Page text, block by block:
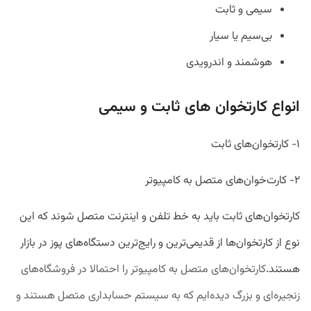
سیمی و ثابت
بی‌سیم یا سیار
هوشمند و اندرویدی
انواع کارتخوان های ثابت و سیمی
۱- کارتخوان‌های ثابت
۲- کارت‌خوان‌های متصل به کامپیوتر
کارتخوان‌های ثابت باید به خط تلفن و اینترنت متصل شوند که این
نوع از کارتخوان‌ها از قدیمی‌ترین و رایج‌ترین دستگاه‌های پوز در بازار
هستند.کارتخوان‌های متصل به کامپیوتر را احتمالا در فروشگاه‌های
زنجیره‌ای و بزرگ دیده‌ایم که به سیستم حسابداری متصل هستند و